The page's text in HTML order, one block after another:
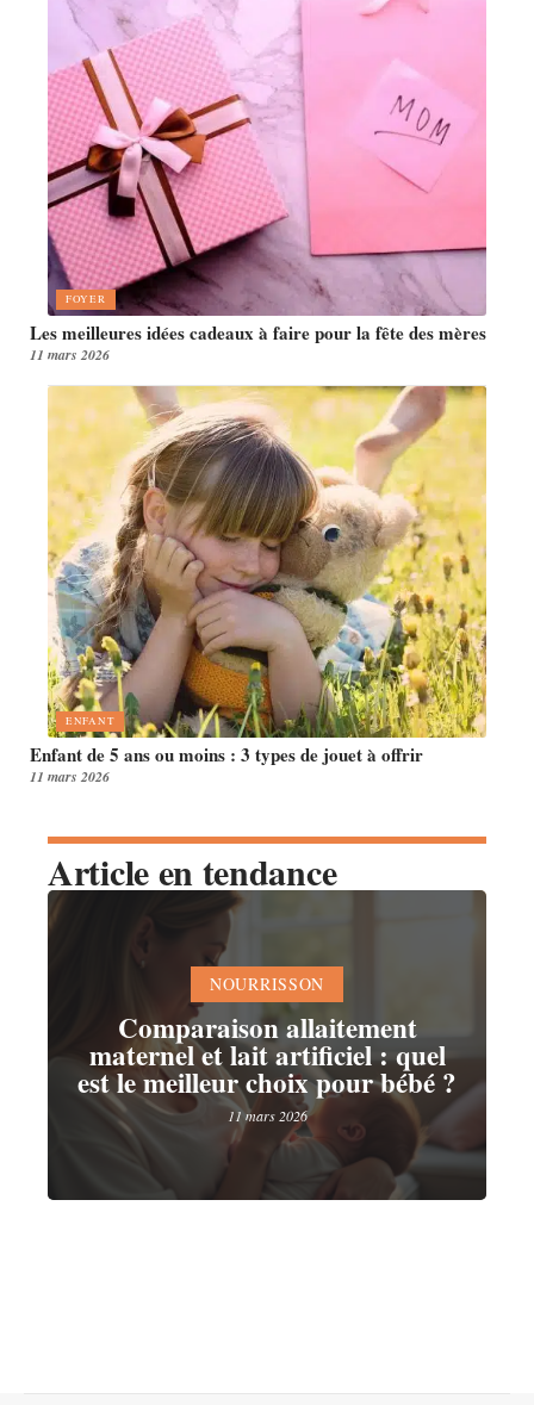
FOYER
Les meilleures idées cadeaux à faire pour la fête des mères
11 mars 2026
ENFANT
Enfant de 5 ans ou moins : 3 types de jouet à offrir
11 mars 2026
Article en tendance
NOURRISSON
Comparaison allaitement
maternel et lait artificiel : quel
est le meilleur choix pour bébé ?
11 mars 2026